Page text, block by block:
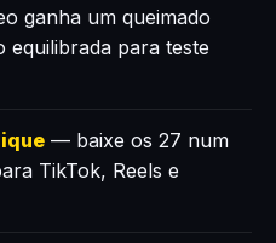
ganha um queimado
equilibrada para teste
— baixe os 27 num
TikTok, Reels e